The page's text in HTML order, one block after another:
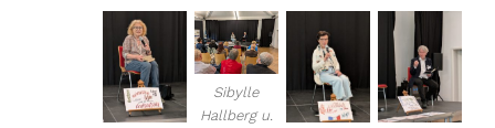
Sibylle
Hallberg u.